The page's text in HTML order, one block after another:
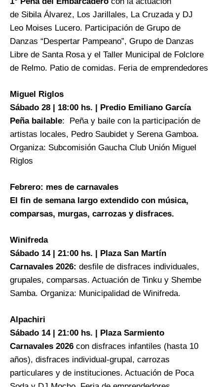
de Sibila Álvarez, Los Jarillales, La Cruzada y DJ
Leo Moises Lucero. Participación de Grupo de
Danzas “Despertar Pampeano”, Grupo de Danzas
Libre de Santa Rosa y el Taller Municipal de Folclore
de Relmo. Patio de comidas. Feria de emprendedores
Miguel Riglos
Sábado 28 | 18:00 hs. | Predio Emiliano García
Peña bailable: Peña y baile con la participación de
artistas locales, Pedro Saubidet y Serena Gamboa.
Organiza: Subcomisión Gaucha Club Unión Miguel
Riglos
Febrero: mes de carnavales
El fin de semana largo extendido con música,
comparsas, murgas, carrozas y disfraces.
Winifreda
Sábado 14 | 21:00 hs. | Plaza San Martín
Carnavales 2026: desfile de disfraces individuales,
grupales, comparsas. Actuación de Tinku y Shembe
Samba. Organiza: Municipalidad de Winifreda.
Alpachiri
Sábado 14 | 21:00 hs. | Plaza Sarmiento
Carnavales 2026 con disfraces infantiles (hasta 10
años), disfraces individual-grupal, carrozas
particulares y de instituciones. Actuación de Poca